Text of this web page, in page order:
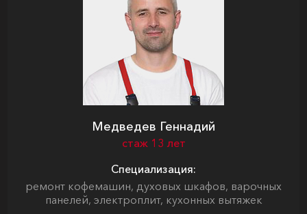
Медведев Геннадий
стаж 13 лет
Специализация:
ремонт кофемашин, духовых шкафов, варочных
панелей, электроплит, кухонных вытяжек